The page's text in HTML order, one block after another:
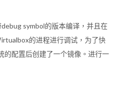
symbol的版本编译，并且在
的进程进行调试，为了快
的配置后创建了一个镜像。进行一